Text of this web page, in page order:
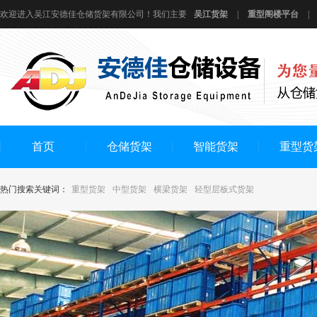
欢迎进入吴江安德佳仓储货架有限公司！我们主要 吴江货架 重型阁楼平台
首页 仓储货架 智能货架 重型货
热门搜索关键词： 重型货架 中型货架 横梁货架 轻型层板式货架